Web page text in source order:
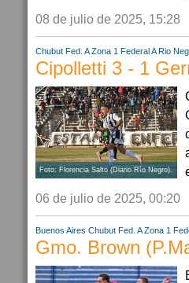
08 de julio de 2025, 15:28
Chubut Fed. A Zona 1 Federal A Rio
Cipolletti 3 - 1
Foto: Florencia Salto (Diario Río Negro).
06 de julio de 2025, 00:20
Buenos Aires Chubut Fed. A Zona 1
Gmo. Brown